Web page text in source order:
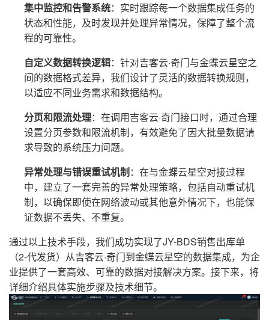
集中监控和告警系统：实时跟踪每一个数据集成任务的
状态和性能，及时发现并处理异常情况，保障了整个流
程的可靠性。
自定义数据转换逻辑：针对吉客云·奇门与金蝶云星空之
间的数据格式差异，我们设计了灵活的数据转换规则，
以适应不同业务需求和数据结构。
分页和限流处理：在调用吉客云·奇门接口时，通过合理
设置分页参数和限流机制，有效避免了因大批量数据请
求导致的系统压力问题。
异常处理与错误重试机制：在与金蝶云星空对接过程
中，建立了一套完善的异常处理策略，包括自动重试机
制，以确保即使在网络波动或其他意外情况下，也能保
证数据不丢失、不重复。
通过以上技术手段，我们成功实现了JY-BDS销售出库单
（2-代发货）从吉客云·奇门到金蝶云星空的数据集成，为企
业提供了一套高效、可靠的数据对接解决方案。接下来，将
详细介绍具体实施步骤及技术细节。